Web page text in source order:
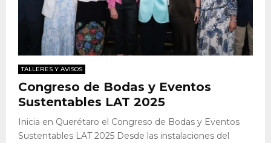
TALLERES Y AVISOS
Congreso de Bodas y Eventos
Sustentables LAT 2025
Inicia en Querétaro el Congreso de Bodas y Eventos
Sustentables LAT 2025 Desde las instalaciones del